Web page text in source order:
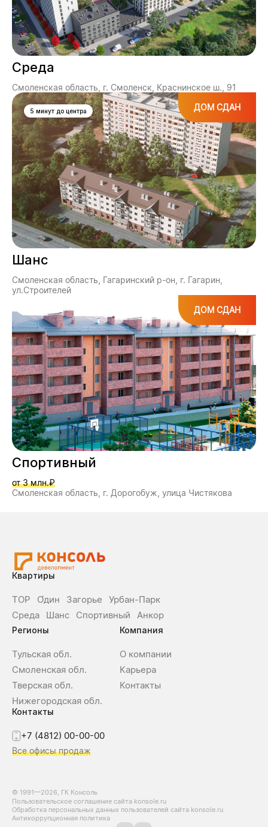
Среда
Смоленская область, г. Смоленск, Краснинское ш., 91
5 минут до центра ДОМ СДАН
Шанс
Смоленская область, Гагаринский р-он, г. Гагарин,
ул.Строителей
ДОМ СДАН
Спортивный
от 3 млн.₽
Смоленская область, г. Дорогобуж, улица Чистякова
Квартиры
ТОР О́дин Загорье
Урбан-Парк
Среда
Шанс Спортивный Анкор
Регионы
Тульская обл.
Смоленская обл.
Тверская обл.
Нижегородская обл.
Компания
О компании
Карьера
Контакты
Контакты
+7 (4812) 00-00-00
Все офисы продаж
© 1991—2026, ГК Консоль
Пользовательское соглашение сайта konsole.ru
Обработка персональных данных пользователей сайта konsole.ru
Антикоррупционная политика